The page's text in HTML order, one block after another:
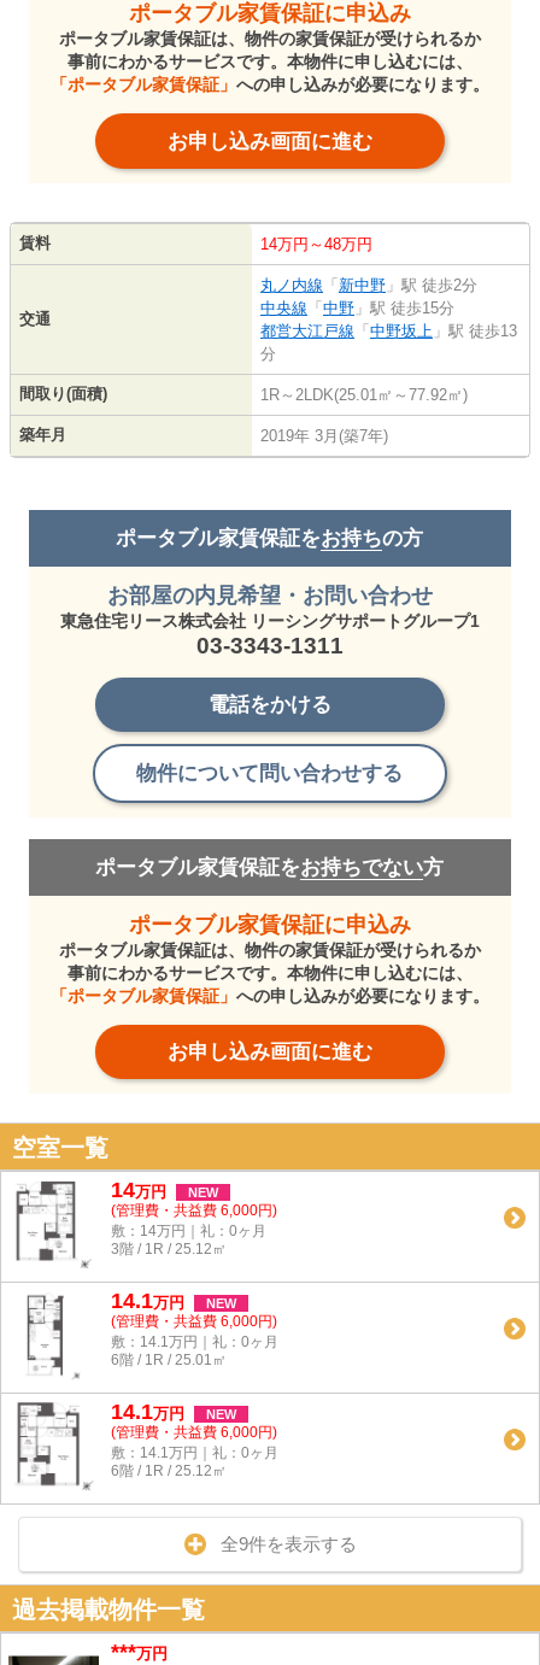
ポータブル家賃保証に申込み
ポータブル家賃保証は、物件の家賃保証が受けられるか
事前にわかるサービスです。本物件に申し込むには、
「ポータブル家賃保証」 への申し込みが必要になります。
お申し込み画面に進む
賃料 14万円～48万円
交通
丸ノ内線 「新中野 」駅 徒歩2分
中央線 「中野 」駅 徒歩15分
都営大江戸線 「中野坂上 」駅 徒歩13
分
間取り(面積) 1R～2LDK(25.01㎡～77.92㎡)
築年月 2019年 3月(築7年)
ポータブル家賃保証をお持ちの方
お部屋の内見希望・お問い合わせ
東急住宅リース株式会社 リーシングサポートグループ1
03-3343-1311
電話をかける
物件について問い合わせする
ポータブル家賃保証をお持ちでない方
ポータブル家賃保証に申込み
ポータブル家賃保証は、物件の家賃保証が受けられるか
事前にわかるサービスです。本物件に申し込むには、
「ポータブル家賃保証」 への申し込みが必要になります。
お申し込み画面に進む
空室一覧
14万円 NEW
(管理費・共益費 6,000円)
敷：14万円｜礼：0ヶ月
3階 / 1R / 25.12㎡
14.1万円 NEW
(管理費・共益費 6,000円)
敷：14.1万円｜礼：0ヶ月
6階 / 1R / 25.01㎡
14.1万円 NEW
(管理費・共益費 6,000円)
敷：14.1万円｜礼：0ヶ月
6階 / 1R / 25.12㎡
全9件を表示する
過去掲載物件一覧
***万円